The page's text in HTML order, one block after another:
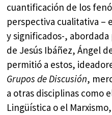
cuantificación de los
perspectiva cualitativa –
y significados-,
de Jesús Ibáñez, Ángel
permitió a estos,
Grupos de Discusión,
a otras disciplinas como
Lingüística o el